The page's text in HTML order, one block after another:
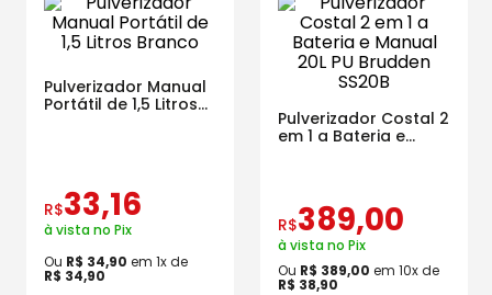
Pulverizador Manual
Portátil de 1,5 Litros
R$33,16
à vista no Pix
Ou R$ 34,90 em 1x de
R$ 34,90
Pulverizador Costal 2
em 1 a Bateria e
R$389,00
à vista no Pix
Ou R$ 389,00 em 10x de
R$ 38,90